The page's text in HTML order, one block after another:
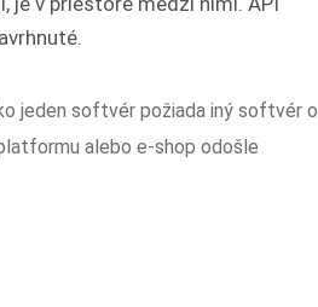
jeden softvér požiada iný softvér o
alebo e-shop odošle